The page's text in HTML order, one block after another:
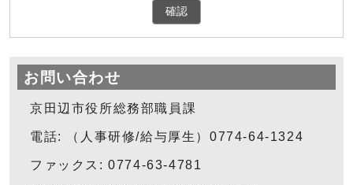
確認
お問い合わせ
京田辺市役所総務部職員課
電話: （人事研修/給与厚生）0774-64-1324
ファックス: 0774-63-4781